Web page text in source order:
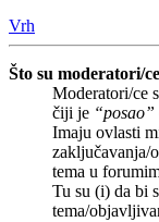
Vrh
Što su moderatori/
Moderatori/ce
čiji je “posao”
Imaju ovlasti
zaključavanja/
tema u
Tu su (i) da bi
tema/